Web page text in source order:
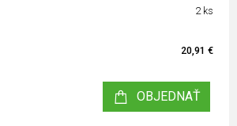
2 ks
20,91 €
OBJEDNAŤ